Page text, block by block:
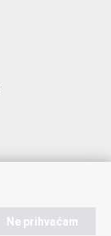
Ne prihvaćam